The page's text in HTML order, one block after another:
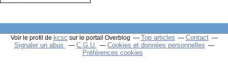
Voir le profil de kcsc sur le portail Overblog Top articles
Contact
Signaler un abus
C.G.U.
Cookies et données personnelles
Préférences cookies